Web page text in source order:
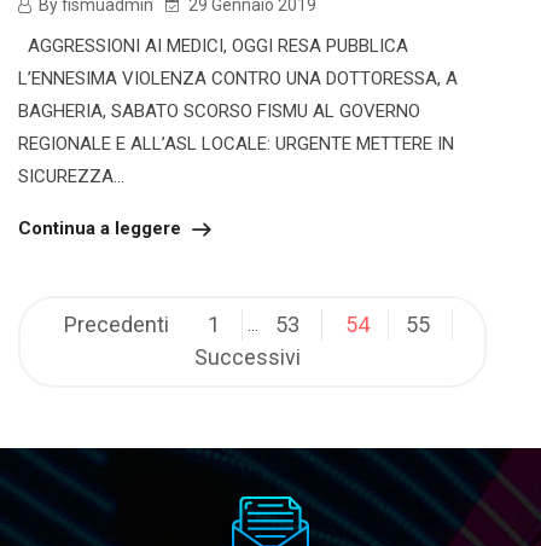
By fismuadmin 29 Gennaio 2019
AGGRESSIONI AI MEDICI, OGGI RESA PUBBLICA
L’ENNESIMA VIOLENZA CONTRO UNA DOTTORESSA, A
BAGHERIA, SABATO SCORSO FISMU AL GOVERNO
REGIONALE E ALL’ASL LOCALE: URGENTE METTERE IN
SICUREZZA...
Continua a leggere
Navigazione
Precedenti 1 … 53 54
55
Successivi